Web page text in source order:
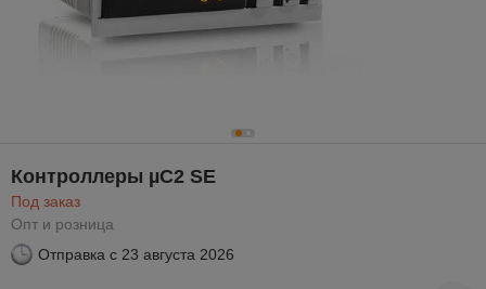
Контроллеры µC2 SE
Под заказ
Опт и розница
Отправка с 23 августа 2026